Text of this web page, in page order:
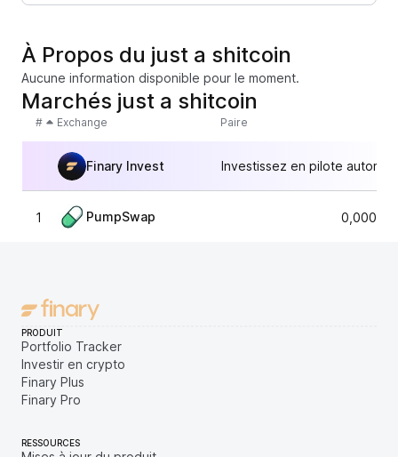
À Propos du just a shitcoin
Aucune information disponible pour le moment.
Marchés just a shitcoin
# Exchange Paire
Finary Invest Investissez en pilote
1 PumpSwap
PRODUIT
Portfolio Tracker
Investir en crypto
Finary Plus
Finary Pro
RESSOURCES